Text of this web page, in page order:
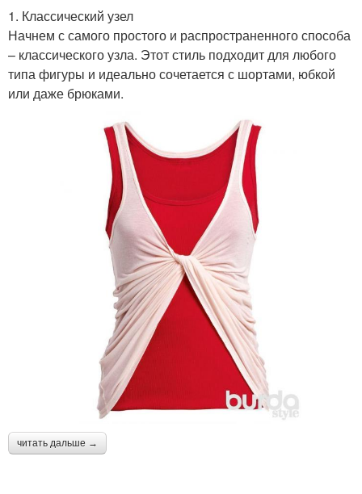
1. Классический узел
Начнем с самого простого и распространенного способа
– классического узла. Этот стиль подходит для любого
типа фигуры и идеально сочетается с шортами, юбкой
или даже брюками.
читать дальше →